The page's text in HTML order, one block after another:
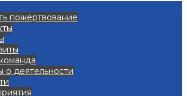
пожертвование
о деятельности